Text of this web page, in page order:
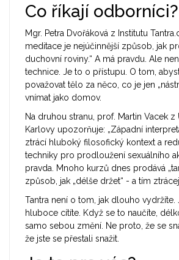
Co říkají odborníci?
Mgr. Petra Dvořáková z Institutu
meditace je nejúčinnější způsob, jak
duchovní roviny.“ A má pravdu. Ale
technice. Je to o přístupu. O tom,
považovat tělo za něco, co je jen
vnímat jako domov.
Na druhou stranu, prof. Martin Vacek z
Karlovy upozorňuje: „Západní
ztrácí hluboký filosofický kontext a
techniky pro prodloužení sexuálního
pravda. Mnoho kurzů dnes prodává
způsob, jak „délše držet“ - a tím
Tantra není o tom, jak dlouho vydržíte.
hluboce cítíte. Když se to naučíte,
samo sebou změní. Ne proto, že se
že jste se přestali snažit.